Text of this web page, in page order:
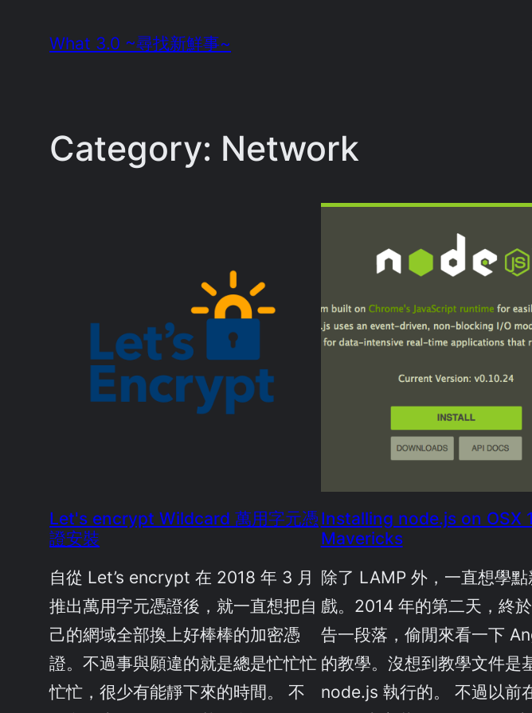
What 3.0 ~尋找新鮮事~
Category: Network
Let's encrypt Wildcard 萬用字元憑
證安裝
自從 Let’s encrypt 在 2018 年 3 月
推出萬用字元憑證後，就一直想把自
己的網域全部換上好棒棒的加密憑
證。不過事與願違的就是總是忙忙忙
忙忙，很少有能靜下來的時間。 不
Installing node.js on OSX
Mavericks
除了 LAMP 外，一直想學點
戲。2014 年的第二天，終
告一段落，偷閒來看一下
的教學。沒想到教學文件是
node.js 執行的。 不過以前